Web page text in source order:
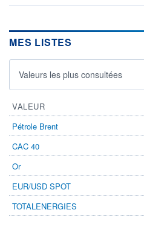
OUVERTURE
+ HAUT
67,250
VOLUME
6 385 198
LIMITE À LA
0,000
RENDEMENT
ESTIMÉ 2026
DERNIER
DIVIDENDE
0,00 GBX
MES LISTES
Valeurs les plus consultées
VALEUR
Pétrole Brent
CAC 40
Or
EUR/USD SPOT
TOTALENERGIES